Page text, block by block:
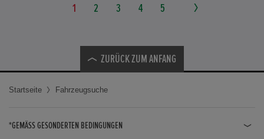
1 2 3 4 5
ZURÜCK ZUM ANFANG
Startseite Fahrzeugsuche
*GEMÄSS GESONDERTEN BEDINGUNGEN